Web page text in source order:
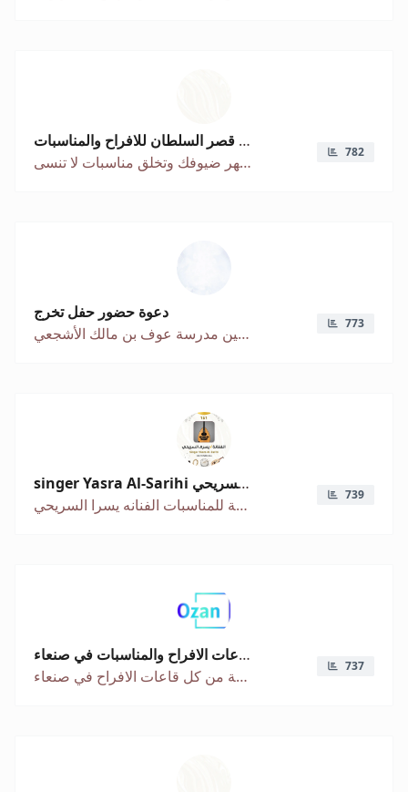
قاعة قصر السلطان للافراح والمناسبات
تفاصيل كلاسيكية تبهر ضيوفك وتخلق مناسبات لا تنسى
782
دعوة حضور حفل تخرج
خريجين مدرسة عوف بن مالك الأشجعي
773
singer Yasra Al-Sarihi الفنانة يسرى السريحي
الفنانة اليمنية يسرى السريحي يمكنكم الاستماع الى الاغاني والحجز عبر شركة حلم العاصمة للمناسبات الفنانه يسرا السريحي
739
اسعار قاعات الافراح والمناسبات في صنعاء
نتيح لك معرفة كل اسعار قاعات الافراح في صنعاء عروض وتخفيضات موسمية من كل قاعات الافراح في صنعاء
737